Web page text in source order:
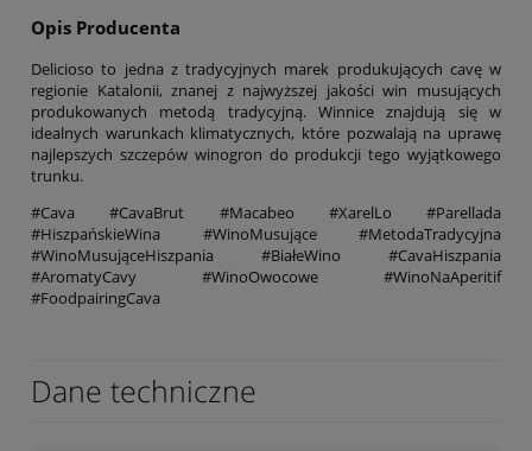
Opis Producenta
Delicioso to jedna z tradycyjnych marek produkujących cavę w
regionie Katalonii, znanej z najwyższej jakości win musujących
produkowanych metodą tradycyjną. Winnice znajdują się w
idealnych warunkach klimatycznych, które pozwalają na uprawę
najlepszych szczepów winogron do produkcji tego wyjątkowego
trunku.
#Cava #CavaBrut #Macabeo #XarelLo #Parellada
#HiszpańskieWina #WinoMusujące #MetodaTradycyjna
#WinoMusująceHiszpania #BiałeWino #CavaHiszpania
#AromatyCavy #WinoOwocowe #WinoNaAperitif
#FoodpairingCava
Dane techniczne